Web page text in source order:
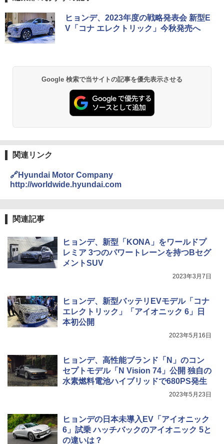
ヒョンデ、2023年度の戦略発表会 新型E
V「コナ エレクトリック」今秋発売へ
Google 検索で当サイトの記事を優先表示させる
関連リンク
🔗Hyundai Motor Company
http://worldwide.hyundai.com
関連記事
ヒョンデ、新型「KONA」をワールドプ
レミア 3つのパワートレーンを持つBセグ
メントSUV
2023年3月7日
ヒョンデ、新型バッテリEVモデル「コナ
エレクトリック」「アイオニック 6」日
本初公開
2023年5月16日
ヒョンデ、高性能ブランド「N」のコン
セプトモデル「N Vision 74」公開 独自の
水素燃料電池ハイブリッドで680PS発生
2023年5月23日
ヒョンデの日本未導入EV「アイオニック
6」試乗 ハッチバックのアイオニック 5と
の違いは？